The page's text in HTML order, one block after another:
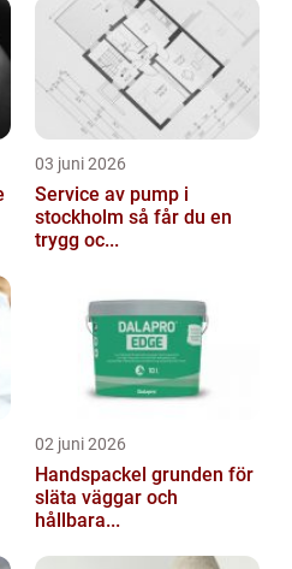
03 juni 2026
Service av pump i
stockholm så får du en
trygg oc...
02 juni 2026
Handspackel grunden för
släta väggar och
hållbara...